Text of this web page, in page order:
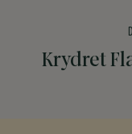
Krydret